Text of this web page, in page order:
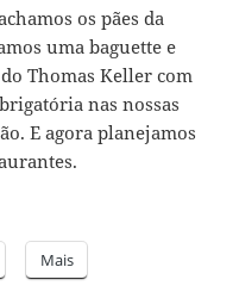
os pães da
uma baguette e
Thomas Keller com
nas nossas
E agora planejamos
Mais